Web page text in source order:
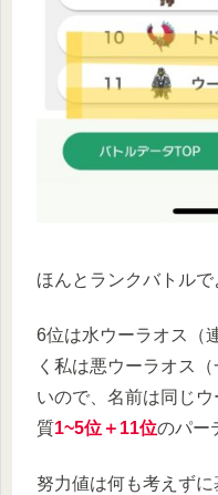
ほんとランクバトルで
6位は水ウーラオス（
く私は悪ウーラオス
いので、名前は同じ
質1~5位＋11位のパー
努力値は何も考えず